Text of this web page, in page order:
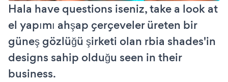
Hala have questions iseniz, take a look at
el yapımı ahşap çerçeveler üreten bir
güneş gözlüğü şirketi olan rbia shades'in
designs sahip olduğu seen in their
business.